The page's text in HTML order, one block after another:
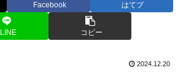
Facebook はてブ
LINE コピー
2024.12.20